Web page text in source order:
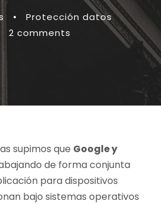
•
Protección datos
2 comments
supimos que Google y
de forma conjunta
para dispositivos
bajo sistemas operativos